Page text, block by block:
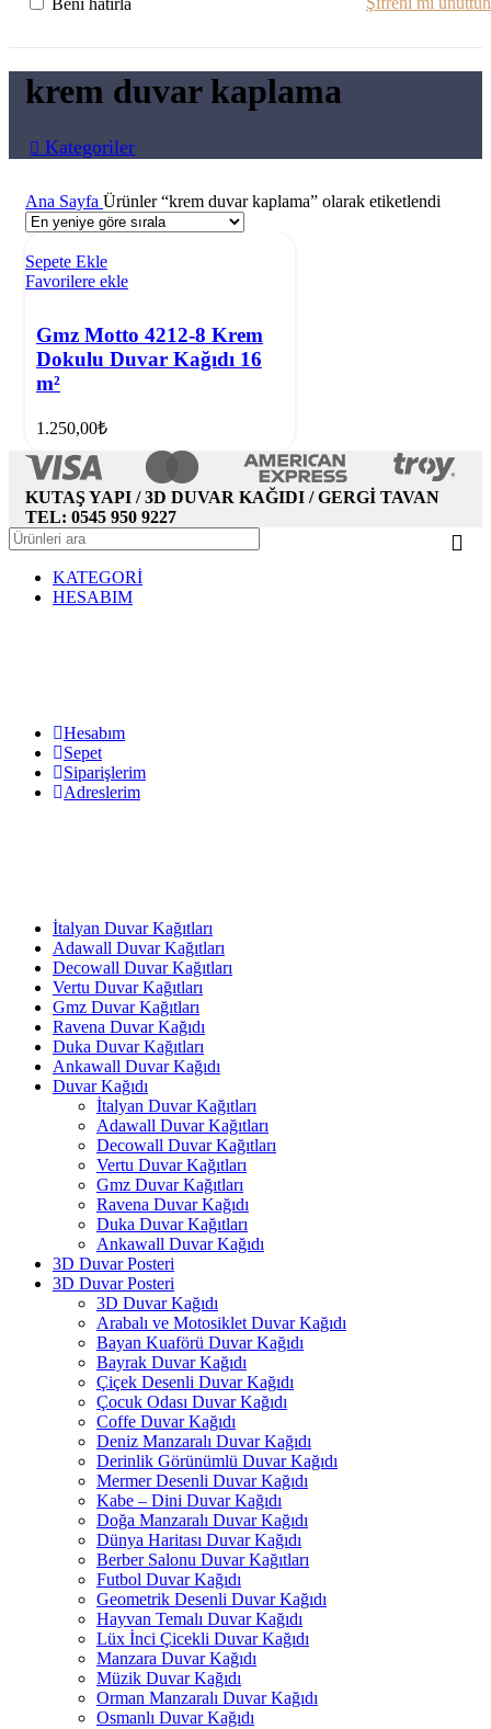
Beni hatırla
krem duvar kaplama
Kategoriler
Ana Sayfa Ürünler “krem duvar kaplama” olarak etiketlendi
Sepete Ekle
Favorilere ekle
Gmz Motto 4212-8 Krem
Dokulu Duvar Kağıdı 16
m²
1.250,00₺
KUTAŞ YAPI / 3D DUVAR KAĞIDI / GERGİ TAVAN
TEL: 0545 950 9227
KATEGORİ
HESABIM
Hesabım
Sepet
Siparişlerim
Adreslerim
İtalyan Duvar Kağıtları
Adawall Duvar Kağıtları
Decowall Duvar Kağıtları
Vertu Duvar Kağıtları
Gmz Duvar Kağıtları
Ravena Duvar Kağıdı
Duka Duvar Kağıtları
Ankawall Duvar Kağıdı
Duvar Kağıdı
İtalyan Duvar Kağıtları
Adawall Duvar Kağıtları
Decowall Duvar Kağıtları
Vertu Duvar Kağıtları
Gmz Duvar Kağıtları
Ravena Duvar Kağıdı
Duka Duvar Kağıtları
Ankawall Duvar Kağıdı
3D Duvar Posteri
3D Duvar Posteri
3D Duvar Kağıdı
Arabalı ve Motosiklet Duvar Kağıdı
Bayan Kuaförü Duvar Kağıdı
Bayrak Duvar Kağıdı
Çiçek Desenli Duvar Kağıdı
Çocuk Odası Duvar Kağıdı
Coffe Duvar Kağıdı
Deniz Manzaralı Duvar Kağıdı
Derinlik Görünümlü Duvar Kağıdı
Mermer Desenli Duvar Kağıdı
Kabe – Dini Duvar Kağıdı
Doğa Manzaralı Duvar Kağıdı
Dünya Haritası Duvar Kağıdı
Berber Salonu Duvar Kağıtları
Futbol Duvar Kağıdı
Geometrik Desenli Duvar Kağıdı
Hayvan Temalı Duvar Kağıdı
Lüx İnci Çicekli Duvar Kağıdı
Manzara Duvar Kağıdı
Müzik Duvar Kağıdı
Orman Manzaralı Duvar Kağıdı
Osmanlı Duvar Kağıdı